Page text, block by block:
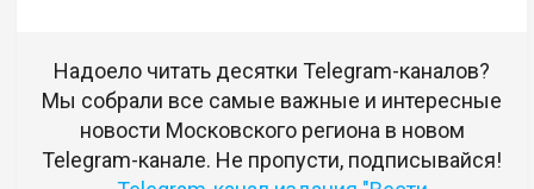
Надоело читать десятки Telegram-каналов?
Мы собрали все самые важные и интересные
новости Московского региона в новом
Telegram-канале. Не пропусти, подписывайся!